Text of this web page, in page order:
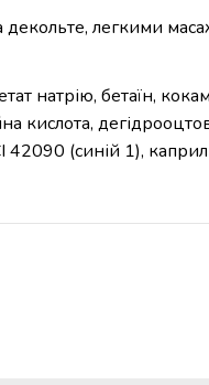
декольте, легкими
натрію, бетаїн,
(синій 1),